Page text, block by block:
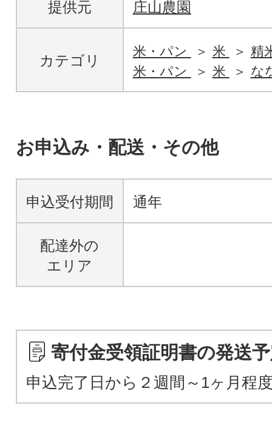
提供元 庄山農園
カテゴリ
米・パン 米
精
米・パン
米 な
お申込み・配送・その他
申込受付期間 通年
配達外の
エリア
寄付金受領証明書の発送
申込完了日から２週間～1ヶ月程